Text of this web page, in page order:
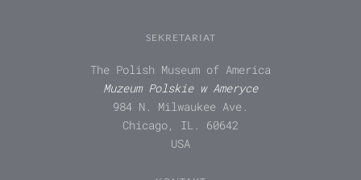
SEKRETARIAT
The Polish Museum of America
Muzeum Polskie w Ameryce
984 N. Milwaukee Ave.
Chicago, IL. 60642
USA